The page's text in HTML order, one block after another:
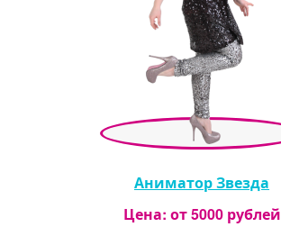
Аниматор Звезда
Цена: от5000рублей